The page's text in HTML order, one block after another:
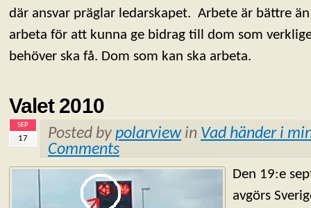
där ansvar präglar ledarskapet. Arbete är bättre
arbeta för att kunna ge bidrag till dom som
behöver ska få. Dom som kan ska arbeta.
Valet 2010
SEP
17 Posted by polarviewin Vad händer i
Comments
Den 19:e
avgörs